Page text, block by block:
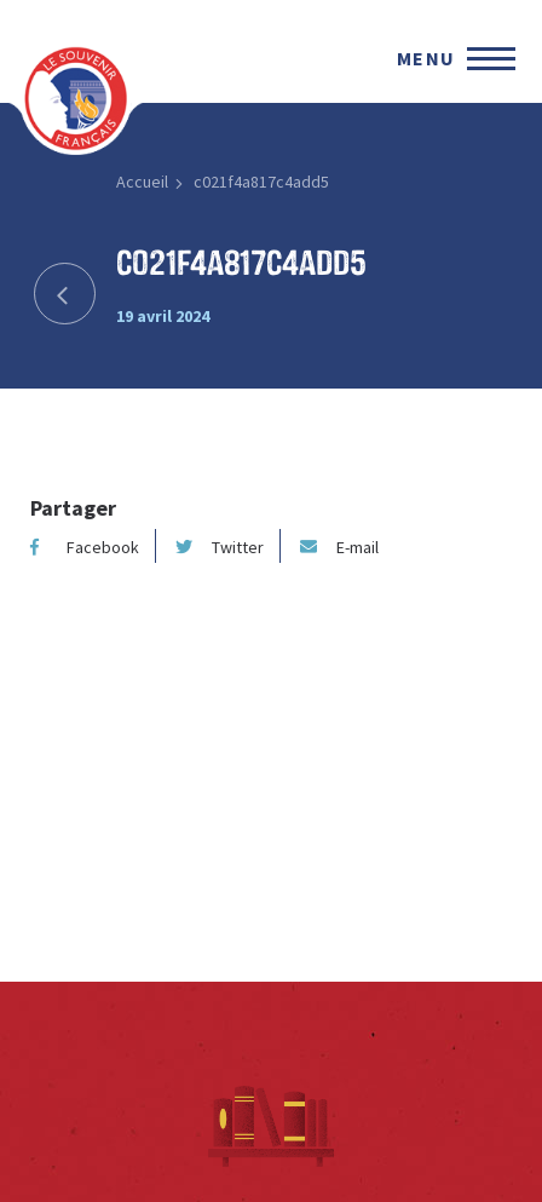
MENU
Accueil c021f4a817c4add5
c021f4a817c4add5
19 avril 2024
Partager
Facebook Twitter E-mail